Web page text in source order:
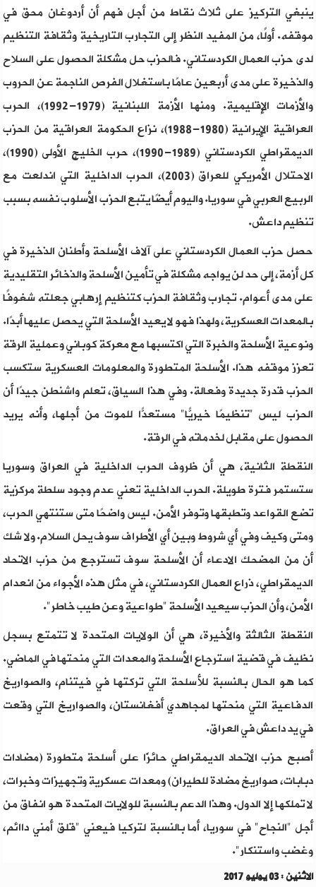
ينبغي التركيز على ثلاث نقاط من أجل فهم أن أردوغان محق في
موقفه. أولًا، من المفيد النظر إلى التجارب التاريخية وثقافة التنظيم
لدى حزب العمال الكردستاني. فالحزب حل مشكلة الحصول على السلاح
والذخيرة على مدى أربعين عامًا باستغلال الفرص الناجمة عن الحروب
والأزمات الإقليمية. ومنها الأزمة اللبنانية (1979-1992)، الحرب
العراقية الإيرانية (1980-1988)، نزاع الحكومة العراقية من الحزب
الديمقراطي الكردستاني (1989-1990)، حرب الخليج الأولى (1990)،
الاحتلال الأمريكي للعراق (2003)، الحرب الداخلية التي اندلعت مع
الربيع العربي في سوريا. واليوم أيضًا يتبع الحزب الأسلوب نفسه بسبب
تنظيم داعش.
حصل حزب العمال الكردستاني على آلاف الأسلحة وأطنان الذخيرة في
كل أزمة، إلى حد لن يواجه مشكلة في تأمين الأسلحة والذخائر التقليدية
على مدى أعوام. تجارب وثقافة الحزب كتنظيم إرهابي جعلته شغوفًا
بالمعدات العسكرية، ولهذا فهو لا يعيد الأسلحة التي يحصل عليها أبدًا.
ونوعية الأسلحة والخبرة التي اكتسبها مع معركة كوباني وعملية الرقة
تعزز موقفه هذا. الأسلحة المتطورة والمعلومات العسكرية ستكسب
الحزب قدرة جديدة وفعالة. وفي هذا السياق، تعلم واشنطن جيدًا أن
الحزب ليس "تنظيمًا خيريًّا" مستعدًّا للموت من أجلها، وأنه يريد
الحصول على مقابل لخدماته في الرقة.
النقطة الثانية، هي أن ظروف الحرب الداخلية في العراق وسوريا
ستستمر فترة طويلة. الحرب الداخلية تعني عدم وجود سلطة مركزية
تضع القواعد وتطبقها وتوفر الأمن. ليس واضحًا متى ستنتهي الحرب،
ومتى وكيف وفي أي شروط وبين أي الأطراف سوف يحل السلام. ولا شك
أن من المضحك الادعاء أن الأسلحة سوف تسترجع من حزب الاتحاد
الديمقراطي، ذراع العمال الكردستاني، في مثل هذه الأجواء من انعدام
الأمن، وأن الحزب سيعيد الأسلحة "طواعية وعن طيب خاطر".
النقطة الثالثة والأخيرة، هي أن الولايات المتحدة لا تتمتع بسجل
نظيف في قضية استرجاع الأسلحة والمعدات التي منحتها في الماضي.
كما هو الحال بالنسبة للأسلحة التي تركتها في فيتنام، والصواريخ
الدفاعية التي منحتها لمجاهدي أفغانستان، والصواريخ التي وقعت
في يد داعش في العراق.
أصبح حزب الاتحاد الديمقراطي حائزًا على أسلحة متطورة (مضادات
دبابات، صواريخ مضادة للطيران) ومعدات عسكرية وتجهيزات وخبرات،
لا تملكها إلا الدول. وهذا الدعم بالنسبة للولايات المتحدة هو انفاق من
أجل "النجاح" في سوريا، أما بالنسبة لتركيا فيعني "قلق أمني داائم،
وغضب واستنكار".
الاثنين : 03 يوليو 2017